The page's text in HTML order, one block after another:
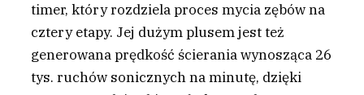
timer, który rozdziela proces mycia zębów na
cztery etapy. Jej dużym plusem jest też
generowana prędkość ścierania wynosząca 26
tys. ruchów sonicznych na minutę, dzięki